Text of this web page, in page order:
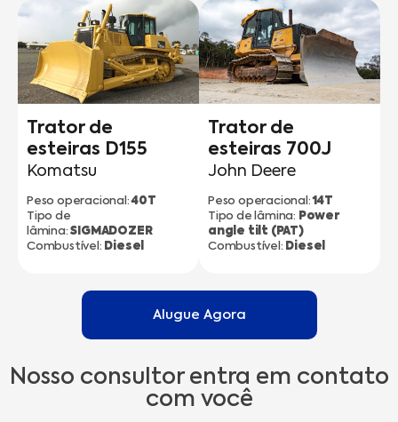
Trator de
esteiras D155
Komatsu
Peso operacional:40T
Tipo de
lâmina:SIGMADOZER
Combustível: Diesel
Trator de
esteiras 700J
John Deere
Peso operacional:14T
Tipo de lâmina: Power
angle tilt (PAT)
Combustível: Diesel
Alugue Agora
Nosso consultor entra em contato
com você